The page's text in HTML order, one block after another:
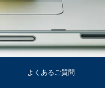
よくあるご質問